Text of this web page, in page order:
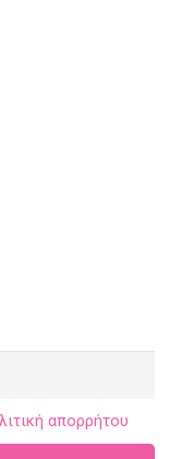
απορρήτου